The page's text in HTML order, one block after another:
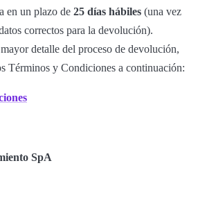
en un plazo de 25 días hábiles (una vez
correctos para la devolución).
detalle del proceso de devolución,
Términos y Condiciones a continuación:
SpA